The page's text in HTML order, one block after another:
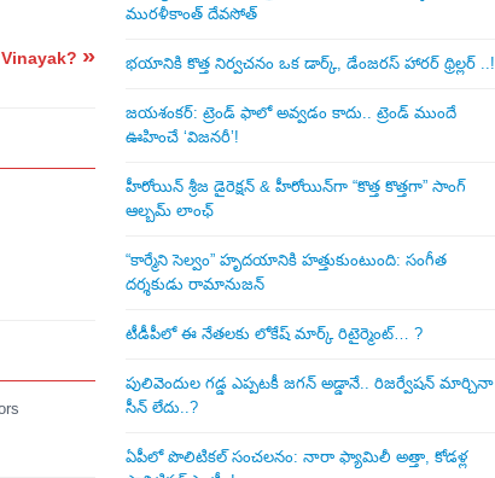
»
మురళీకాంత్ దేవసోత్
భయానికి కొత్త నిర్వచనం ఒక డార్క్, డేంజరస్ హారర్ థ్రిల్లర్ ..!
జయశంకర్: ట్రెండ్‌ ఫాలో అవ్వడం కాదు.. ట్రెండ్‌ ముందే
ఊహించే ‘విజనరీ’!
హీరోయిన్ శ్రీజ డైరెక్ష‌న్ & హీరోయిన్‌గా “కొత్త కొత్తగా” సాంగ్
ఆల్బమ్ లాంఛ్
“కార్మేని సెల్వం” హృదయానికి హత్తుకుంటుంది: సంగీత
దర్శకుడు రామానుజన్
టీడీపీలో ఈ నేత‌ల‌కు లోకేష్ మార్క్ రిటైర్మెంట్‌… ?
పులివెందుల గ‌డ్డ ఎప్ప‌ట‌కీ జ‌గ‌న్ అడ్డానే.. రిజ‌ర్వేష‌న్ మార్చినా
సీన్ లేదు..?
ఏపీలో పొలిటిక‌ల్ సంచ‌ల‌నం: నారా ఫ్యామిలీ అత్తా, కోడ‌ళ్ల